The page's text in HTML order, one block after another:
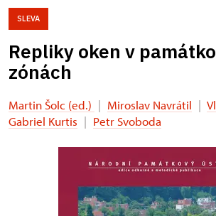
SLEVA
Repliky oken v
zónách
Martin Šolc (ed.) | Miroslav Navrátil |
Gabriel Kurtis | Petr Svoboda